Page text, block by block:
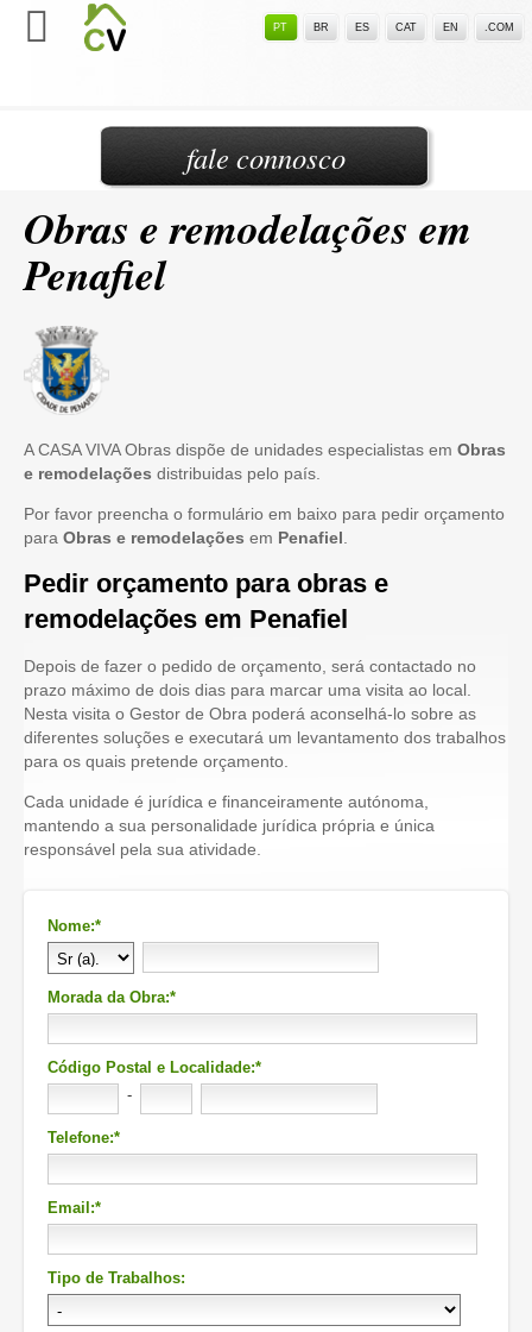
PT BR ES CAT EN .COM
Obras e remodelações em
Penafiel
A CASA VIVA Obras dispõe de unidades especialistas em Obras
e remodelações distribuidas pelo país.
Por favor preencha o formulário em baixo para pedir orçamento
para Obras e remodelações em Penafiel
Pedir orçamento para obras e
remodelações em Penafiel
Depois de fazer o pedido de orçamento, será contactado no
prazo máximo de dois dias para marcar uma visita ao local.
Nesta visita o Gestor de Obra poderá aconselhá-lo sobre as
diferentes soluções e executará um levantamento dos trabalhos
para os quais pretende orçamento.
Cada unidade é jurídica e financeiramente autónoma,
mantendo a sua personalidade jurídica própria e única
responsável pela sua atividade.
Nome:*
Morada da Obra:*
Código Postal e Localidade:*
-
Telefone:*
Email:*
Tipo de Trabalhos:
fale connosco